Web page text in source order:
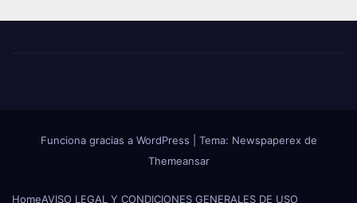
Funciona gracias a WordPress
Tema: Newspaperex de
Themeansar
HomeAVISO LEGAL Y CONDICIONES GENERALES DE USO